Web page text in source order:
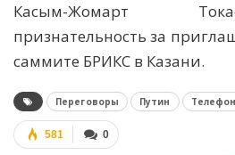
Касым-Жомарт
признательность за
саммите БРИКС в Казани.
Переговоры Путин Телефон
0
581